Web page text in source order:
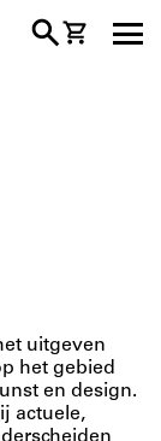
uitgeven
het gebied
en design.
actuele,